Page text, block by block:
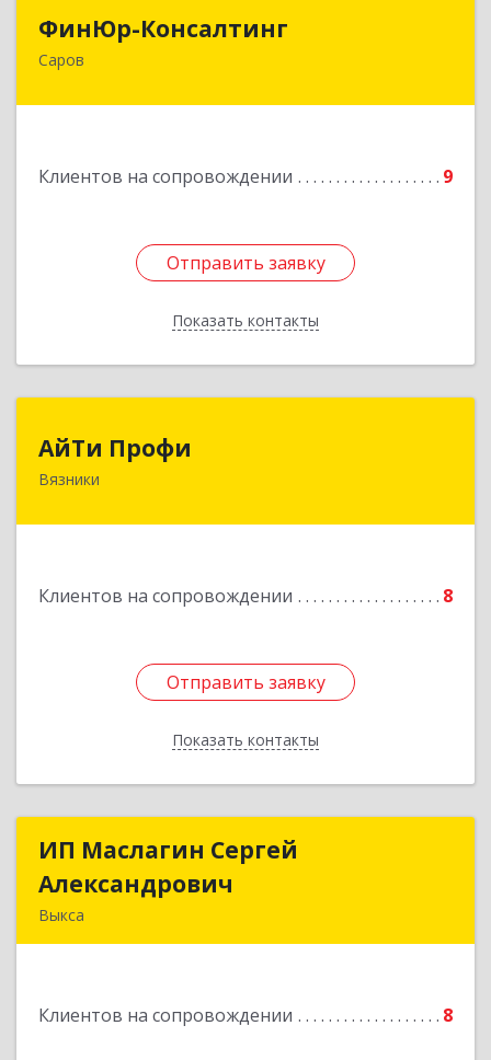
ФинЮр-Консалтинг
Саров
Клиентов на сопровождении 9
Отправить заявку
Показать контакты
Отправить заявку
Назад
АйТи Профи
Вязники
Клиентов на сопровождении 8
Отправить заявку
Показать контакты
Отправить заявку
Назад
ИП Маслагин Сергей
Александрович
Выкса
Клиентов на сопровождении 8
ИП Маслагин Сергей
Подробнее